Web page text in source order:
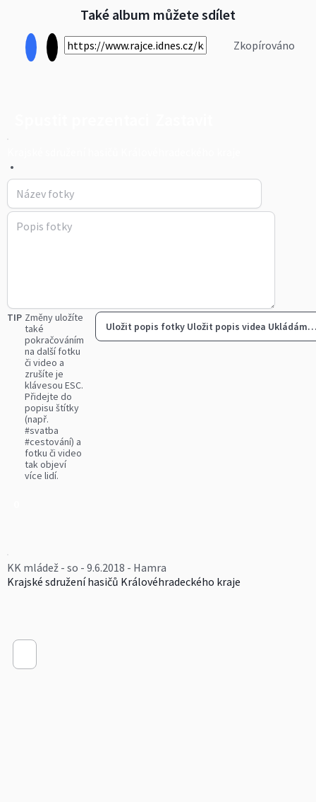
Také album můžete sdílet
Zkopírováno
•
TIP Změny uložíte
také
pokračováním
na další fotku
či video a
zrušíte je
klávesou ESC.
Přidejte do
popisu štítky
(např.
#svatba
#cestování) a
fotku či video
tak objeví
více lidí.
Uložit popis fotky Uložit popis videa
KK mládež - so - 9.6.2018 - Hamra
Krajské sdružení hasičů Královéhradeckého kraje